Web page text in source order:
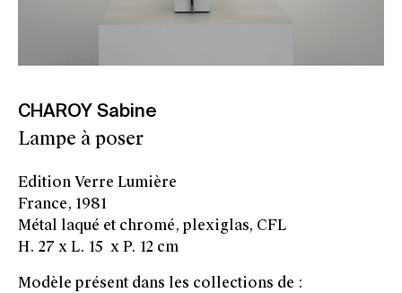
CHAROY Sabine
Lampe à poser
Edition Verre Lumière
France, 1981
Métal laqué et chromé, plexiglas, CFL
H. 27 x L. 15 x P. 12 cm
Modèle présent dans les collections de :